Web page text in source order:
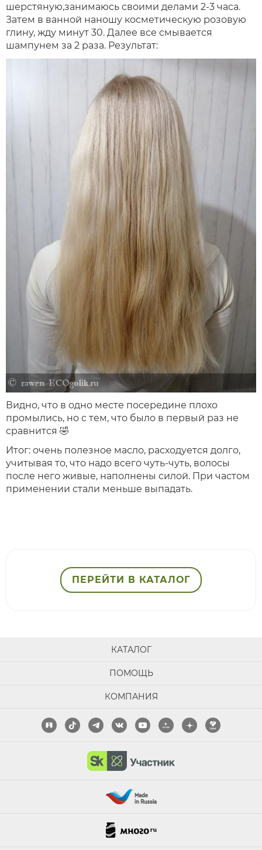
шерстяную,занимаюсь своими делами 2-3 часа.
Затем в ванной наношу косметическую розовую
глину, жду минут 30. Далее все смывается
шампунем за 2 раза. Результат:
Видно, что в одно месте посередине плохо
промылись, но с тем, что было в первый раз не
сравнится 🤣
Итог: очень полезное масло, расходуется долго,
учитывая то, что надо всего чуть-чуть, волосы
после него живые, наполнены силой. При частом
применении стали меньше выпадать.
ПЕРЕЙТИ В КАТАЛОГ
КАТАЛОГ
ПОМОЩЬ
КОМПАНИЯ